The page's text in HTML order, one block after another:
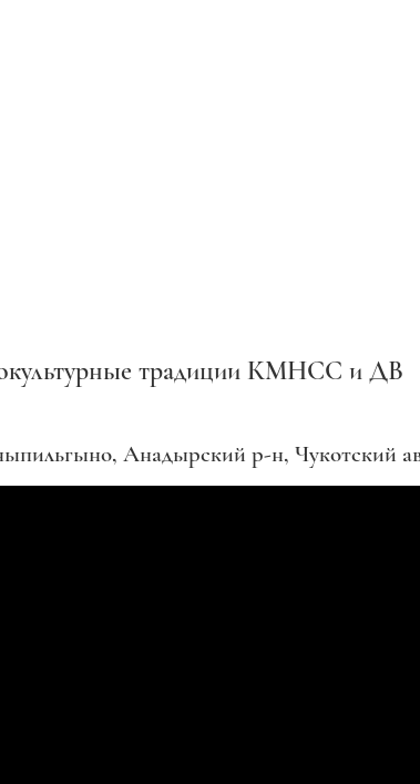
традиции КМНСС и ДВ
Анадырский р-н, Чукотский